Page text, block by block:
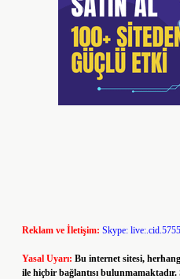
Reklam ve İletişim: Skype:
Yasal Uyarı: Bu internet sitesi,
ile hiçbir bağlantısı bulunmamaktadır.